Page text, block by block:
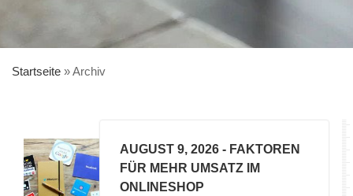
Startseite »Archiv
AUGUST 9, 2026 - FAKTOREN
FÜR MEHR UMSATZ IM
ONLINESHOP